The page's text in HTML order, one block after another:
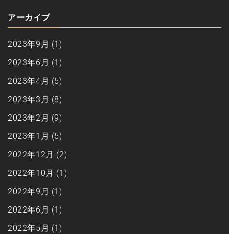
アーカイブ
2023年9月 (1)
2023年6月 (1)
2023年4月 (5)
2023年3月 (8)
2023年2月 (9)
2023年1月 (5)
2022年12月 (2)
2022年10月 (1)
2022年9月 (1)
2022年6月 (1)
2022年5月 (1)